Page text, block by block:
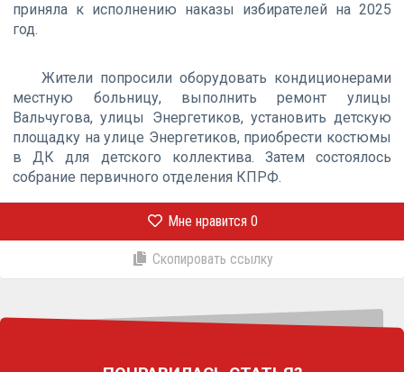
приняла к исполнению наказы избирателей на 2025
год.
Жители попросили оборудовать кондиционерами
местную больницу, выполнить ремонт улицы
Вальчугова, улицы Энергетиков, установить детскую
площадку на улице Энергетиков, приобрести костюмы
в ДК для детского коллектива. Затем состоялось
собрание первичного отделения КПРФ.
Мне нравится 0
Скопировать ссылку